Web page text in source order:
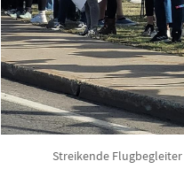
Streikende